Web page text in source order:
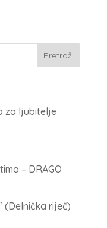
za ljubitelje
– DRAGO
(Delnička riječ)